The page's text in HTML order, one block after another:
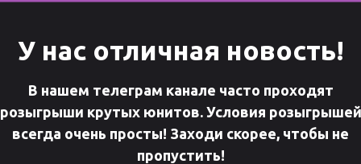
00 00
Режимы
У нас отличная новость!
В нашем телеграм канале часто проходят
розыгрыши крутых юнитов. Условия розыгрышей
всегда очень просты! Заходи скорее, чтобы не
пропустить!